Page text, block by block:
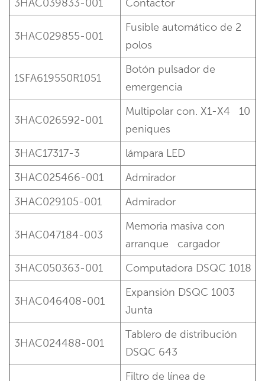
3HAC039833-001
Contactor
3HAC029855-001
Fusible automático de 2
polos
1SFA619550R1051
Botón pulsador de
emergencia
3HAC026592-001
Multipolar con. X1-X4
10
peniques
3HAC17317-3
lámpara LED
3HAC025466-001
Admirador
3HAC029105-001
Admirador
3HAC047184-003
Memoria masiva con
arranque
cargador
3HAC050363-001
Computadora DSQC 1018
3HAC046408-001
Expansión DSQC 1003
Junta
3HAC024488-001
Tablero de distribución
DSQC 643
Filtro de línea de